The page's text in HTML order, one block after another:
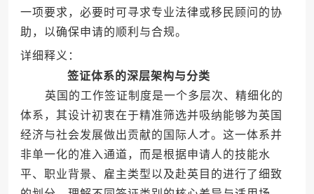
一项要求，必要时可寻求专业法律或移民顾问的协
助，以确保申请的顺利与合规。
详细释义：
签证体系的深层架构与分类
英国的工作签证制度是一个多层次、精细化的
体系，其设计初衷在于精准筛选并吸纳能够为英国
经济与社会发展做出贡献的国际人才。这一体系并
非单一化的准入通道，而是根据申请人的技能水
平、职业背景、雇主类型以及赴英目的进行了细致